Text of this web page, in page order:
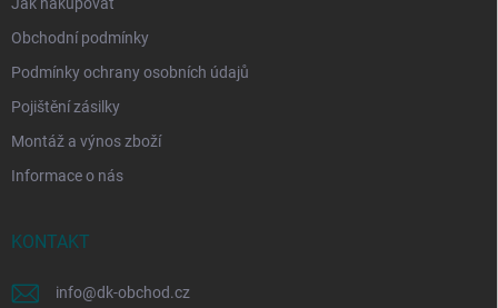
Jak nakupovat
Obchodní podmínky
Podmínky ochrany osobních údajů
Pojištění zásilky
Montáž a výnos zboží
Informace o nás
KONTAKT
info@dk-obchod.cz